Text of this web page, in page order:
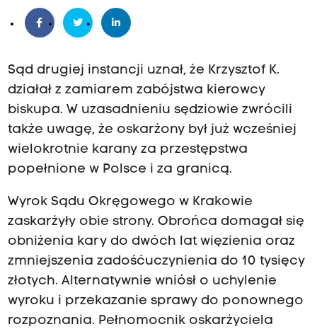
Sąd drugiej instancji uznał, że Krzysztof K.
działał z zamiarem zabójstwa kierowcy
biskupa. W uzasadnieniu sędziowie zwrócili
także uwagę, że oskarżony był już wcześniej
wielokrotnie karany za przestępstwa
popełnione w Polsce i za granicą.
Wyrok Sądu Okręgowego w Krakowie
zaskarżyły obie strony. Obrońca domagał się
obniżenia kary do dwóch lat więzienia oraz
zmniejszenia zadośćuczynienia do 10 tysięcy
złotych. Alternatywnie wniósł o uchylenie
wyroku i przekazanie sprawy do ponownego
rozpoznania. Pełnomocnik oskarżyciela